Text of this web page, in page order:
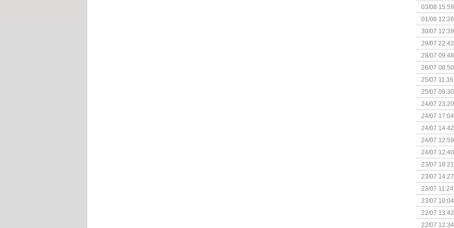
Kapitein
03/08 15:59
01/08 12:26
30/07 12:39
29/07 22:42
28/07 09:48
26/07 08:50
25/07 11:16
25/07 09:30
24/07 23:20
24/07 17:04
24/07 14:42
Surprise
24/07 12:59
24/07 12:40
23/07 18:21
start
23/07 14:27
23/07 11:24
23/07 10:04
22/07 13:42
22/07 12:34